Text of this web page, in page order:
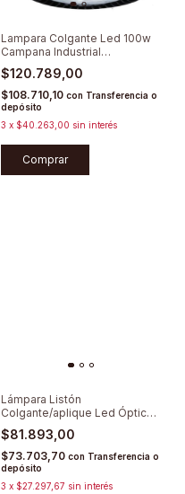
Lampara Colgante Led 100w
Campana Industrial
Galpón/depósito
$120.789,00
$108.710,10 con Transferencia o
depósito
3 x $40.263,00 sin interés
Comprar
Lámpara Listón
Colgante/aplique Led Óptico
50w Super Lumenac
$81.893,00
$73.703,70 con Transferencia o
depósito
3 x $27.297,67 sin interés